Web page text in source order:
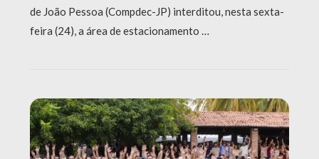
de João Pessoa (Compdec-JP) interditou, nesta sexta-
feira (24), a área de estacionamento …